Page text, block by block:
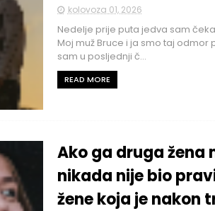
kolovoza 01, 2026
Nedelje prije puta jedva sam
Moj muž Bruce i ja smo taj
sam u posljednji č...
READ MORE
Ako ga druga žena
nikada nije bio
žene koja je nakon